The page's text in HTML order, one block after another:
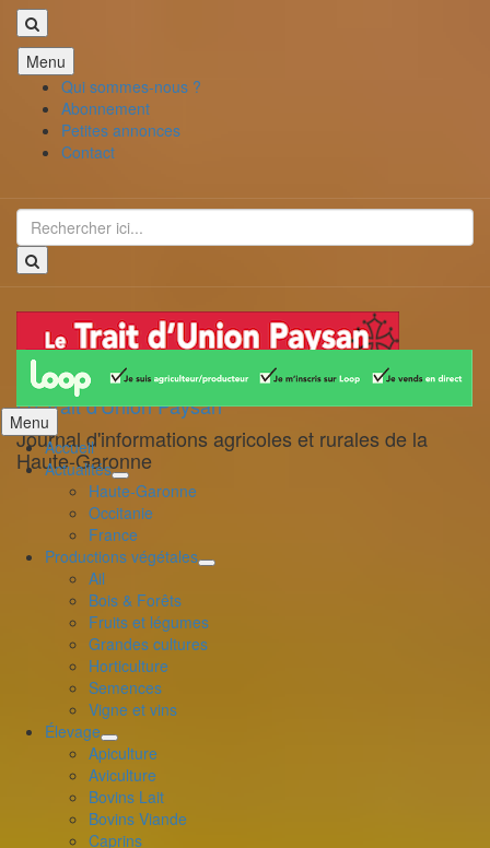
Menu
au
contenu
Qui sommes-nous ?
Abonnement
Petites annonces
Contact
Recherche
pour
Le Trait d'Union Paysan
Journal d'informations agricoles et rurales de la
Haute-Garonne
Menu Aller
au
contenu
Accueil
Actualités
déplier
le
menu
enfant
Haute-Garonne
Occitanie
France
Productions végétales
déplier
menu
enfant
Ail
Bois & Forêts
Fruits et légumes
Grandes cultures
Horticulture
Semences
Vigne et vins
Élevage
déplier
le
menu
enfant
Apiculture
Aviculture
Bovins Lait
Bovins Viande
Caprins